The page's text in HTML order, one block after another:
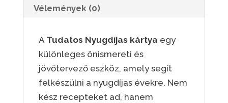
Vélemények (0)
A Tudatos Nyugdíjas kártya egy
különleges önismereti és
jövőtervező eszköz, amely segít
felkészülni a nyugdíjas évekre. Nem
kész recepteket ad, hanem